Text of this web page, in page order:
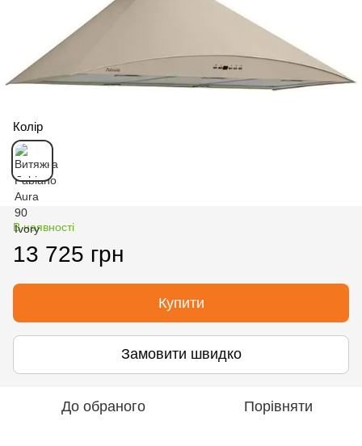
Колір
В наявності
13 725 грн
Купити
Замовити швидко
До обраного Порівняти